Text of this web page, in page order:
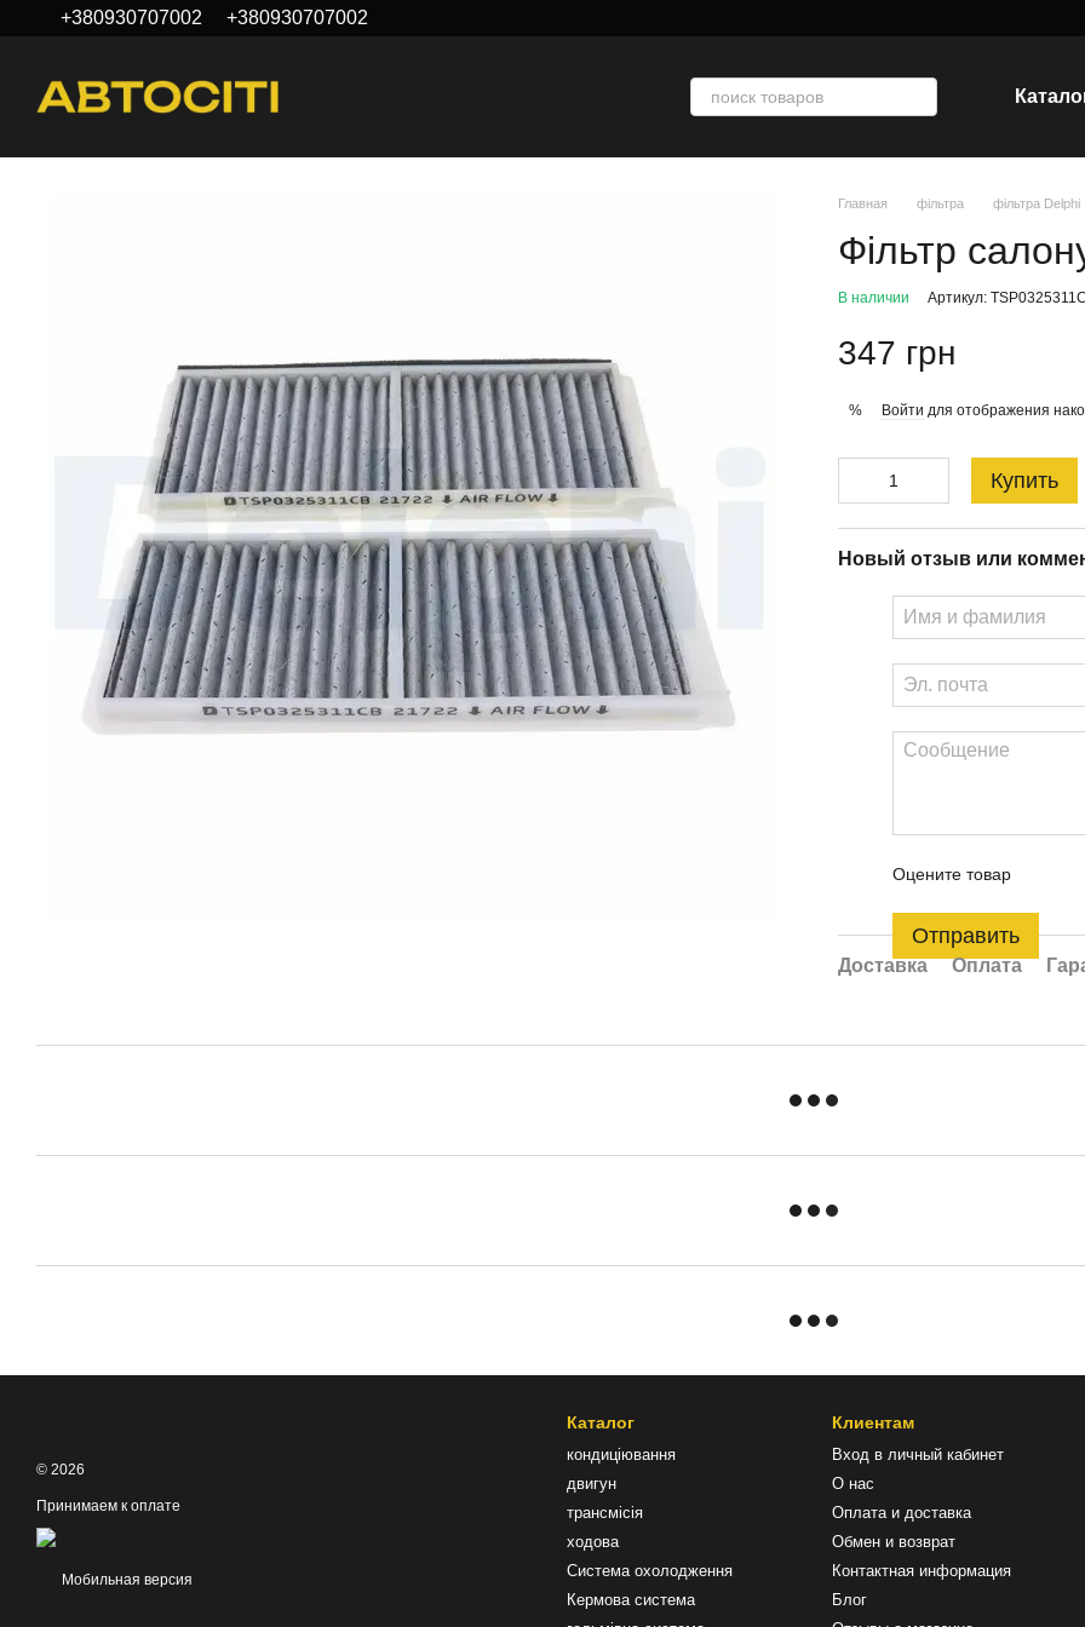
Перейти к основному контенту
+380930707002 +380930707002
Главная фільтра фільтра Delphi
Фільтр
В наличии Артикул:
347 грн
% Войти для отображения
Купить
Новый отзыв или
Оцените товар
Отправить
Доставка Оплата
© 2026
Принимаем к оплате
Мобильная версия
Каталог
кондиціювання
двигун
трансмісія
ходова
Система охолодження
Кермова система
Клиентам
Вход в личный кабинет
О нас
Оплата и доставка
Обмен и возврат
Контактная информация
Блог